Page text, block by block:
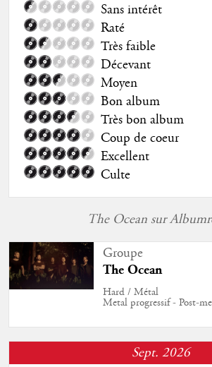
Sans intérêt
Raté
Très faible
Décevant
Moyen
Bon album
Très bon album
Coup de coeur
Excellent
Culte
The Ocean sur
Groupe
The Ocean
Hard / Métal
Metal progressif - Post-
Sept. 2026